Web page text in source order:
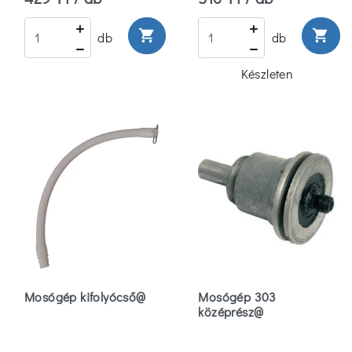
db shopping_cart db shopping_cart
Készleten
Mosógép kifolyócső@
Mosógép 303
középrész@